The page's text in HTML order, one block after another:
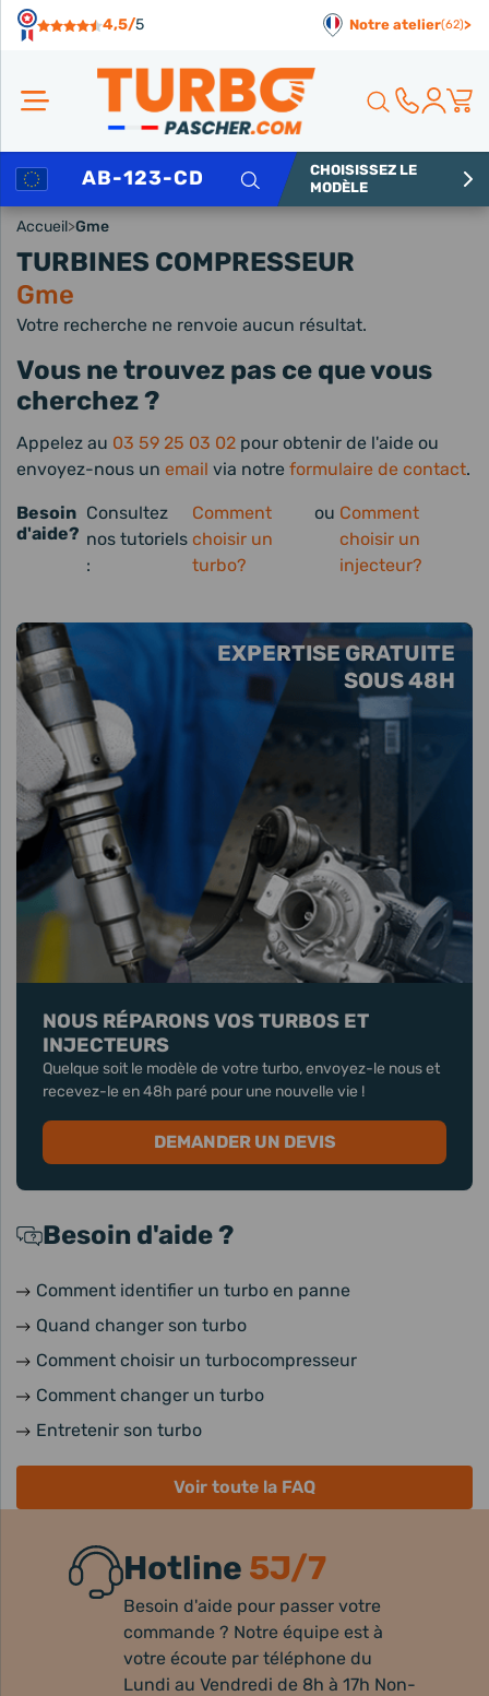
4,5/5 Notre atelier(62)>
Rechercher
CHOISISSEZ LE
MODÈLE
Accueil>Gme
TURBINES COMPRESSEUR
Gme
EXPERTISE GRATUITE
SOUS 48H
NOUS RÉPARONS VOS TURBOS ET
INJECTEURS
Quelque soit le modèle de votre turbo, envoyez-le nous et
recevez-le en 48h paré pour une nouvelle vie !
DEMANDER UN DEVIS
Besoin d'aide ?
Comment identifier un turbo en panne
Quand changer son turbo
Comment choisir un turbocompresseur
Comment changer un turbo
Entretenir son turbo
Voir toute la FAQ
Votre recherche ne renvoie aucun résultat.
Vous ne trouvez pas ce que vous
cherchez ?
Appelez au 03 59 25 03 02 pour obtenir de l'aide ou
envoyez-nous un email via notre formulaire de contact.
Besoin
d'aide?
Consultez
nos tutoriels
:
Comment
choisir un
turbo?
ou Comment
choisir un
injecteur?
Hotline 5J/7
Besoin d'aide pour passer votre
commande ? Notre équipe est à
votre écoute par téléphone du
Lundi au Vendredi de 8h à 17h Non-
Panneau de gestion des cookies